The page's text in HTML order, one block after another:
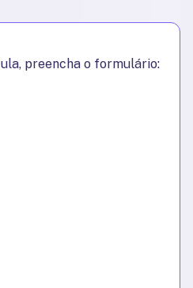
preencha o formulário: